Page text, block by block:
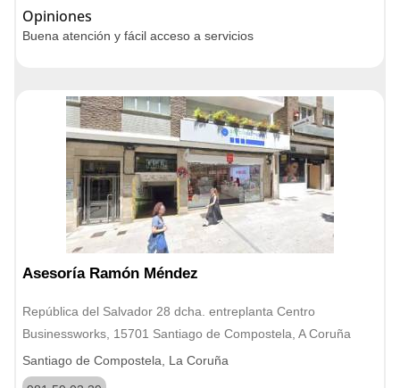
Opiniones
Buena atención y fácil acceso a servicios
Asesoría Ramón Méndez
República del Salvador 28 dcha. entreplanta Centro
Businessworks, 15701 Santiago de Compostela, A Coruña
Santiago de Compostela, La Coruña